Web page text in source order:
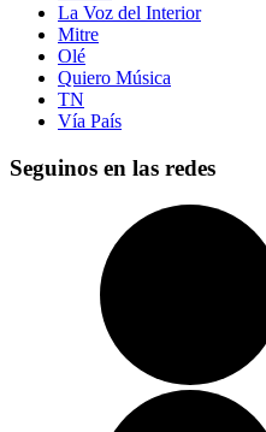
La Voz del Interior
Mitre
Olé
Quiero Música
TN
Vía País
Seguinos en las redes